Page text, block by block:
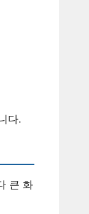
다.
큰 화